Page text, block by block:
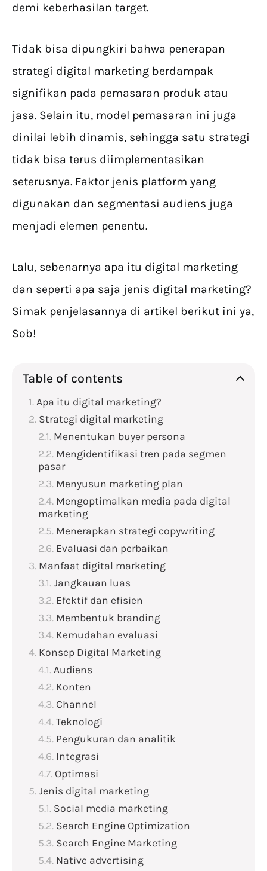
demi keberhasilan target.
Tidak bisa dipungkiri bahwa penerapan
strategi digital marketing berdampak
signifikan pada pemasaran produk atau
jasa. Selain itu, model pemasaran ini juga
dinilai lebih dinamis, sehingga satu strategi
tidak bisa terus diimplementasikan
seterusnya. Faktor jenis platform yang
digunakan dan segmentasi audiens juga
menjadi elemen penentu.
Lalu, sebenarnya apa itu digital marketing
dan seperti apa saja jenis digital marketing?
Simak penjelasannya di artikel berikut ini ya,
Sob!
Table of contents
Apa itu digital marketing?
Strategi digital marketing
Menentukan buyer persona
Mengidentifikasi tren pada segmen
pasar
Menyusun marketing plan
Mengoptimalkan media pada digital
marketing
Menerapkan strategi copywriting
Evaluasi dan perbaikan
Manfaat digital marketing
Jangkauan luas
Efektif dan efisien
Membentuk branding
Kemudahan evaluasi
Konsep Digital Marketing
Audiens
Konten
Channel
Teknologi
Pengukuran dan analitik
Integrasi
Optimasi
Jenis digital marketing
Social media marketing
Search Engine Optimization
Search Engine Marketing
Native advertising